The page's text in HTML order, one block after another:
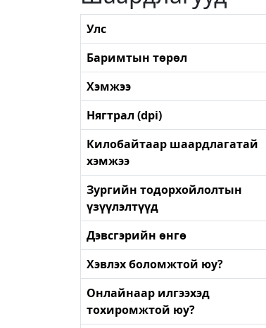
Улс
Баримтын төрөл
Хэмжээ
Нягтрал (dpi)
Килобайтаар шаардлагатай
хэмжээ
Зургийн тодорхойлолтын
үзүүлэлтүүд
Дэвсгэрийн өнгө
Хэвлэх боломжтой юу?
Онлайнаар илгээхэд
тохиромжтой юу?